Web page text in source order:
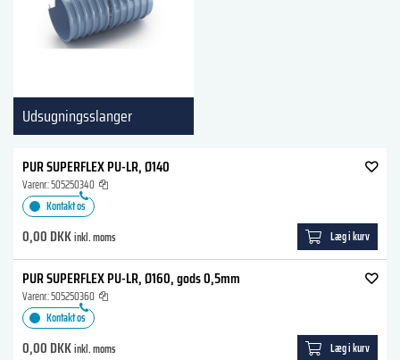
Udsugningsslanger
PUR SUPERFLEX PU-LR, Ø140
Varenr.:505250340
Kontakt os
0,00 DKKinkl. moms Læg i kurv
PUR SUPERFLEX PU-LR, Ø160, gods 0,5mm
Varenr.:505250360
Kontakt os
0,00 DKKinkl. moms Læg i kurv